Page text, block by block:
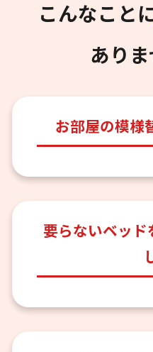
こんなこと
あり
お部屋の模様
要らないベッ